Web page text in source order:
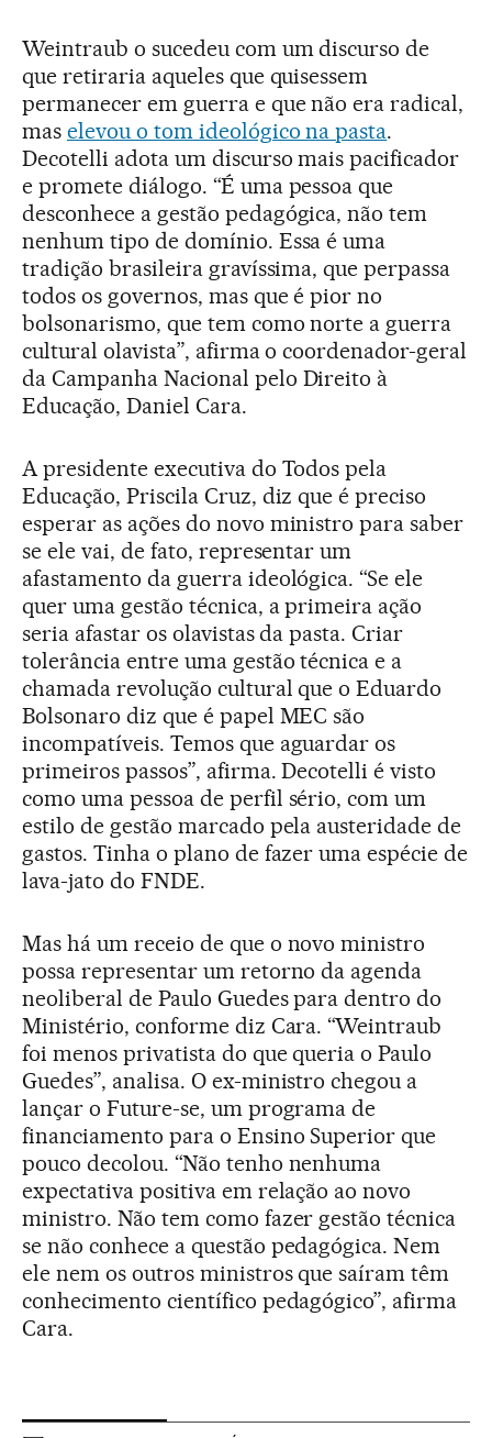
Weintraub o sucedeu com um discurso de
que retiraria aqueles que quisessem
permanecer em guerra e que não era radical,
mas elevou o tom ideológico na pasta.
Decotelli adota um discurso mais pacificador
e promete diálogo. “É uma pessoa que
desconhece a gestão pedagógica, não tem
nenhum tipo de domínio. Essa é uma
tradição brasileira gravíssima, que perpassa
todos os governos, mas que é pior no
bolsonarismo, que tem como norte a guerra
cultural olavista”, afirma o coordenador-geral
da Campanha Nacional pelo Direito à
Educação, Daniel Cara.
A presidente executiva do Todos pela
Educação, Priscila Cruz, diz que é preciso
esperar as ações do novo ministro para saber
se ele vai, de fato, representar um
afastamento da guerra ideológica. “Se ele
quer uma gestão técnica, a primeira ação
seria afastar os olavistas da pasta. Criar
tolerância entre uma gestão técnica e a
chamada revolução cultural que o Eduardo
Bolsonaro diz que é papel MEC são
incompatíveis. Temos que aguardar os
primeiros passos”, afirma. Decotelli é visto
como uma pessoa de perfil sério, com um
estilo de gestão marcado pela austeridade de
gastos. Tinha o plano de fazer uma espécie de
lava-jato do FNDE.
Mas há um receio de que o novo ministro
possa representar um retorno da agenda
neoliberal de Paulo Guedes para dentro do
Ministério, conforme diz Cara. “Weintraub
foi menos privatista do que queria o Paulo
Guedes”, analisa. O ex-ministro chegou a
lançar o Future-se, um programa de
financiamento para o Ensino Superior que
pouco decolou. “Não tenho nenhuma
expectativa positiva em relação ao novo
ministro. Não tem como fazer gestão técnica
se não conhece a questão pedagógica. Nem
ele nem os outros ministros que saíram têm
conhecimento científico pedagógico”, afirma
Cara.